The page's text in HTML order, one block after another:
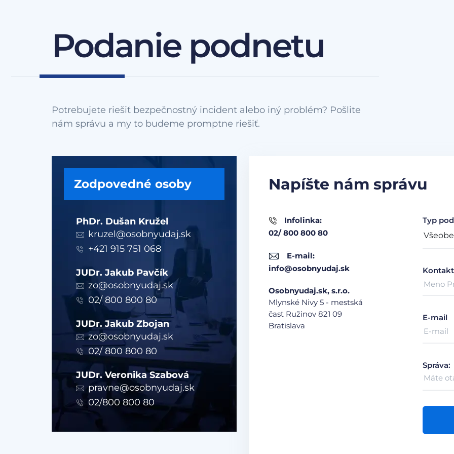
Podanie podnetu
Potrebujete riešiť bezpečnostný incident alebo iný problém? Pošlite
Zodpovedné osoby
PhDr. Dušan Kružel
kruzel@osobnyudaj.sk
+421 915 751 068
JUDr. Jakub Pavčík
zo@osobnyudaj.sk
02/ 800 800 80
JUDr. Jakub Zbojan
zo@osobnyudaj.sk
02/ 800 800 80
JUDr. Veronika Szabová
pravne@osobnyudaj.sk
02/800 800 80
Napíšte nám správu
Infolinka:
02/ 800 800 80
E-mail:
info@osobnyudaj.sk
Osobnyudaj.sk, s.r.o.
Mlynské Nivy 5 - mestská
časť Ružinov 821 09
Bratislava
Typ
E-mail
Správa: